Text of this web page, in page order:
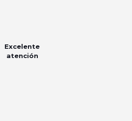
Excelente
atención